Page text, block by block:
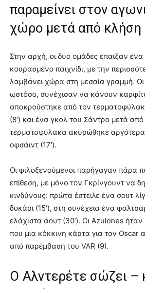
παραμείνει στον
χώρο μετά από κλήση
Στην αρχή, οι δύο ομάδες έπαιξαν
κουρασμένο παιχνίδι, με την
λαμβάνει χώρα στη μεσαία γραμμή. Οι
ωστόσο, συνέχισαν να κάνουν
αποκρούστηκε από τον
(8′) και ένα γκολ του Σάντρο μετά
τερματοφύλακα ακυρώθηκε
οφσάιντ (17′).
Οι φιλοξενούμενοι παρήγαγαν πάρα
επίθεση, με μόνο τον Γκρίνγουντ να
κινδύνους: πρώτα έστειλε ένα σουτ
δοκάρι (15′), στη συνέχεια ένα
ελάχιστα άουτ (30′). Οι Azulones ήταν
που μια κόκκινη κάρτα για τον Oscar
από παρέμβαση του VAR (9).
Ο Αλντερέτε σώζει –